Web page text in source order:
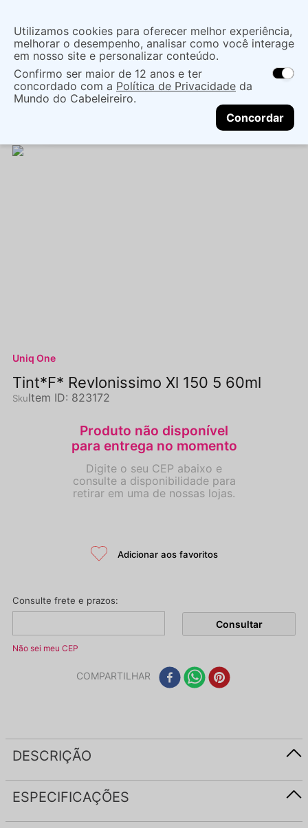
localização
As ofertas e opções de entrega variam de
acordo com a região.Não sei meu CEP
CONTINUAR
O que você procura?
Coloração
Marcas de Salão
TINT*F* REVLONISSIMO XL
Uniq One
Tint*F* Revlonissimo Xl 150 5 60ml
Item ID: 823172
Não sei meu CEP
COMPARTILHAR
DESCRIÇÃO
ESPECIFICAÇÕES
Utilizamos cookies para oferecer melhor experiência,
melhorar o desempenho, analisar como você interage
em nosso site e personalizar conteúdo.
Confirmo ser maior de 12 anos e ter
concordado com a Política de Privacidade da
Mundo do Cabeleireiro.
Concordar